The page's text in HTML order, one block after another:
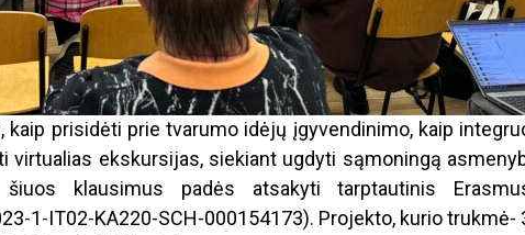
kaip prisidėti prie tvarumo idėjų įgyvendinimo, kaip
virtualias ekskursijas, siekiant ugdyti sąmoningą
klausimus padės atsakyti tarptautinis
1-IT02-KA220-SCH-000154173). Projekto, kurio trukmė-